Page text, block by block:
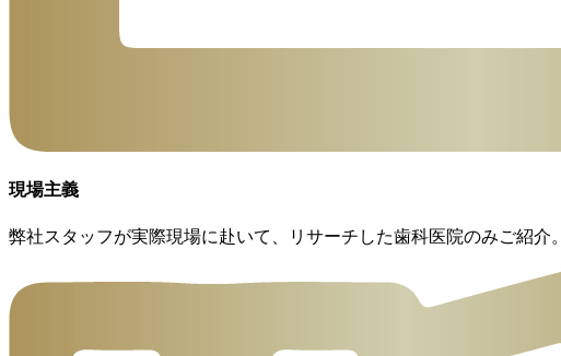
現場主義
弊社スタッフが実際現場に赴いて、リサーチした歯科医院のみご紹介。